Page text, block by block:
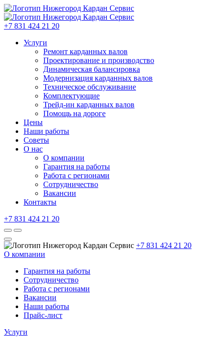
+7 831 424 21 20
Услуги
Ремонт карданных валов
Проектирование и производство
Динамическая балансировка
Модернизация карданных валов
Техническое обслуживание
Комплектующие
Трейд-ин карданных валов
Помощь на дороге
Цены
Наши работы
Советы
О нас
О компании
Гарантия на работы
Работа с регионами
Сотрудничество
Вакансии
Контакты
+7 831 424 21 20
+7 831 424 21 20
О компании
Гарантия на работы
Сотрудничество
Работа с регионами
Вакансии
Наши работы
Прайс-лист
Услуги